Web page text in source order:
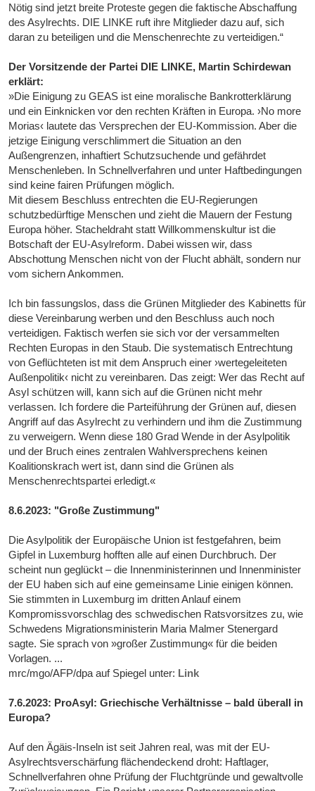
Nötig sind jetzt breite Proteste gegen die faktische Abschaffung
des Asylrechts. DIE LINKE ruft ihre Mitglieder dazu auf, sich
daran zu beteiligen und die Menschenrechte zu verteidigen.“
Der Vorsitzende der Partei DIE LINKE, Martin Schirdewan
erklärt:
»Die Einigung zu GEAS ist eine moralische Bankrotterklärung
und ein Einknicken vor den rechten Kräften in Europa. ›No more
Morias‹ lautete das Versprechen der EU-Kommission. Aber die
jetzige Einigung verschlimmert die Situation an den
Außengrenzen, inhaftiert Schutzsuchende und gefährdet
Menschenleben. In Schnellverfahren und unter Haftbedingungen
sind keine fairen Prüfungen möglich.
Mit diesem Beschluss entrechten die EU-Regierungen
schutzbedürftige Menschen und zieht die Mauern der Festung
Europa höher. Stacheldraht statt Willkommenskultur ist die
Botschaft der EU-Asylreform. Dabei wissen wir, dass
Abschottung Menschen nicht von der Flucht abhält, sondern nur
vom sichern Ankommen.
Ich bin fassungslos, dass die Grünen Mitglieder des Kabinetts für
diese Vereinbarung werben und den Beschluss auch noch
verteidigen. Faktisch werfen sie sich vor der versammelten
Rechten Europas in den Staub. Die systematisch Entrechtung
von Geflüchteten ist mit dem Anspruch einer ›wertegeleiteten
Außenpolitik‹ nicht zu vereinbaren. Das zeigt: Wer das Recht auf
Asyl schützen will, kann sich auf die Grünen nicht mehr
verlassen. Ich fordere die Parteiführung der Grünen auf, diesen
Angriff auf das Asylrecht zu verhindern und ihm die Zustimmung
zu verweigern. Wenn diese 180 Grad Wende in der Asylpolitik
und der Bruch eines zentralen Wahlversprechens keinen
Koalitionskrach wert ist, dann sind die Grünen als
Menschenrechtspartei erledigt.«
8.6.2023: "Große Zustimmung"
Die Asylpolitik der Europäische Union ist festgefahren, beim
Gipfel in Luxemburg hofften alle auf einen Durchbruch. Der
scheint nun geglückt – die Innenministerinnen und Innenminister
der EU haben sich auf eine gemeinsame Linie einigen können.
Sie stimmten in Luxemburg im dritten Anlauf einem
Kompromissvorschlag des schwedischen Ratsvorsitzes zu, wie
Schwedens Migrationsministerin Maria Malmer Stenergard
sagte. Sie sprach von »großer Zustimmung« für die beiden
Vorlagen. ...
mrc/mgo/AFP/dpa auf Spiegel unter: Link
7.6.2023: ProAsyl: Griechische Verhältnisse – bald überall in
Europa?
Auf den Ägäis-Inseln ist seit Jahren real, was mit der EU-
Asylrechtsverschärfung flächendeckend droht: Haftlager,
Schnellverfahren ohne Prüfung der Fluchtgründe und gewaltvolle